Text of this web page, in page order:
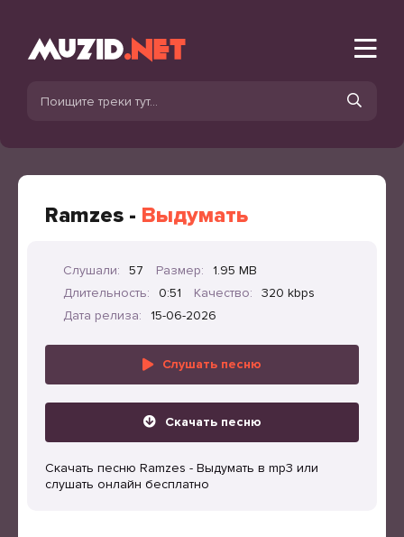
Ramzes - Выдумать
Слушали: 57 Размер:
1.95 MB
Длительность:
0:51 Качество:
320 kbps
Дата релиза:
15-06-2026
Слушать песню
Скачать песню
Скачать песню Ramzes - Выдумать в mp3 или
слушать онлайн бесплатно